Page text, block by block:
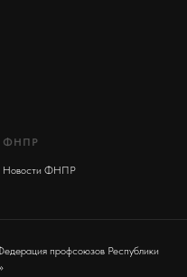
ФНПР
Новости ФНПР
профсоюзов Республики